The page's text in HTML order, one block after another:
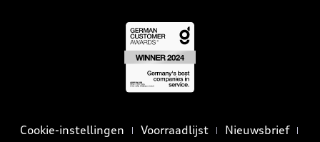
Cookie-instellingen Voorraadlijst Nieuwsbrief